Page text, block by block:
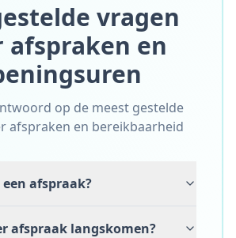
vragen
afspraken en
op de meest gestelde
afspraken en bereikbaarheid
afspraak?
afspraak langskomen?